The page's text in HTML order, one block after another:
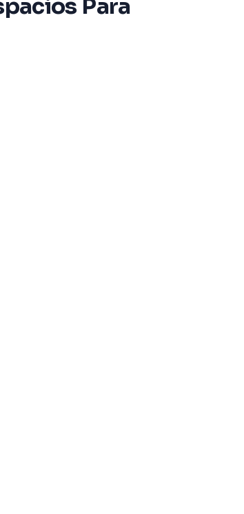
Para